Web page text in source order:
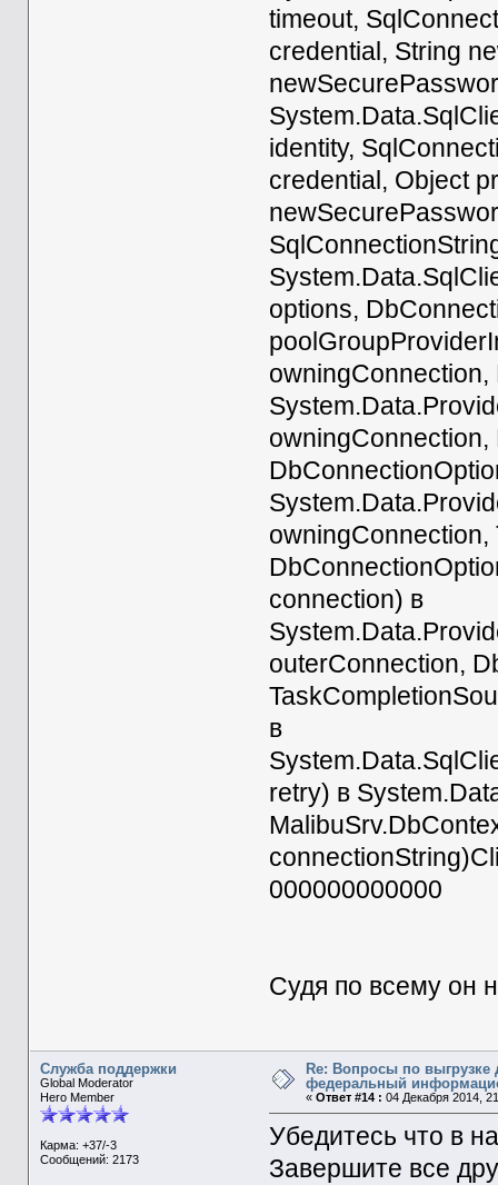
timeout,
credential, String
identity,
credential, Object
options,
owningConnection,
connection) в
outerConnection,
в
retry) в
000000000000
Судя по всему он
Служба поддержки
Global Moderator
Hero Member
Карма: +37/-3
Сообщений: 2173
Re: Вопросы по
федеральный
« Ответ #14 : 04 Декабря 2014,
Убедитесь что в
Завершите все